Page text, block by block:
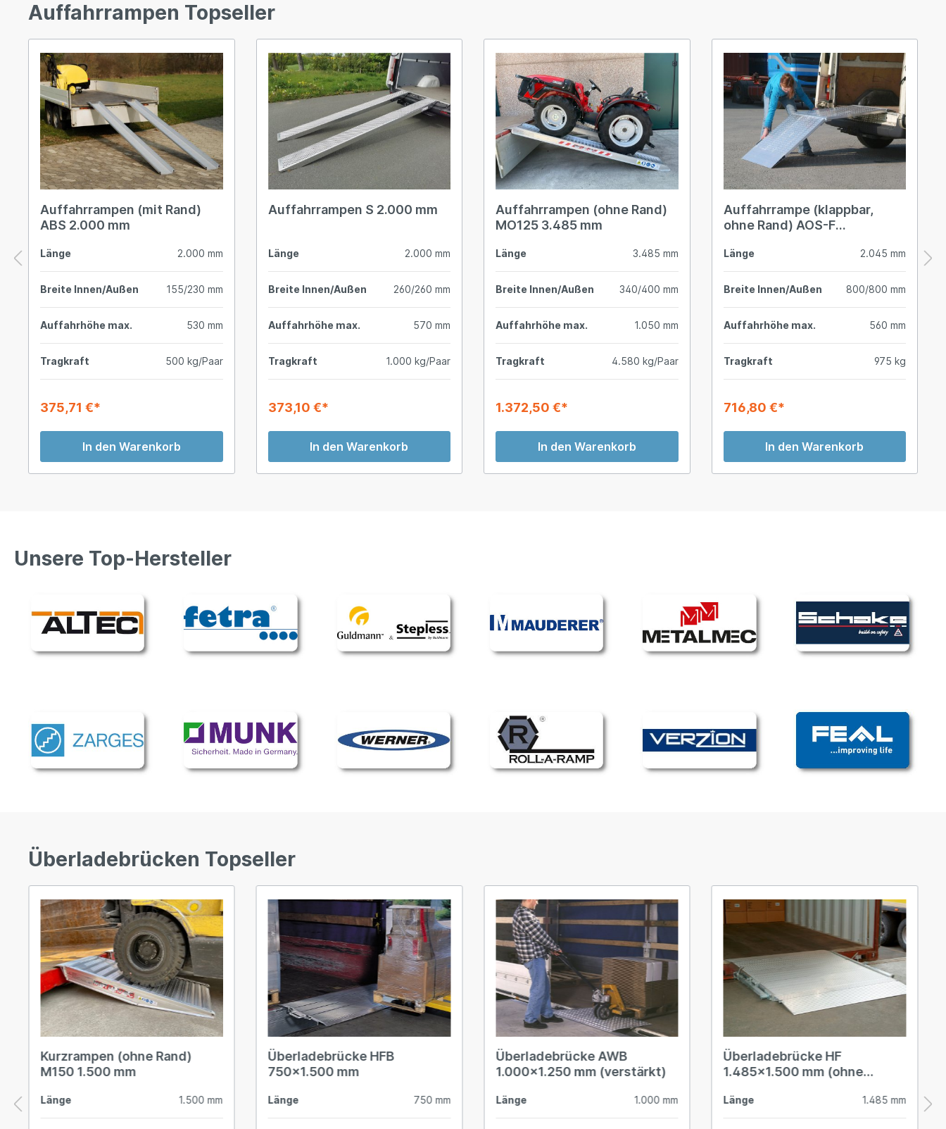
Auffahrrampen Topseller
Auffahrrampen (mit Rand)
ABS 2.000 mm
Länge 2.000 mm
Breite Innen/Außen 155/230 mm
Auffahrhöhe max. 530 mm
Tragkraft 500 kg/Paar
375,71 €*
In den Warenkorb
Auffahrrampen S 2.000 mm
Länge 2.000 mm
Breite Innen/Außen 260/260 mm
Auffahrhöhe max. 570 mm
Tragkraft 1.000 kg/Paar
373,10 €*
In den Warenkorb
Auffahrrampen (ohne Rand)
MO125 3.485 mm
Länge 3.485 mm
Breite Innen/Außen 340/400 mm
Auffahrhöhe max. 1.050 mm
Tragkraft 4.580 kg/Paar
1.372,50 €*
In den Warenkorb
Auffahrrampe (klappbar,
ohne Rand) AOS-F
Länge 2.045 mm
Breite Innen/Außen 800/800 mm
Auffahrhöhe max. 560 mm
Tragkraft 975 kg
716,80 €*
In den Warenkorb
Unsere Top-Hersteller
Überladebrücken Topseller
Kurzrampen (ohne Rand)
M150 1.500 mm
Länge 1.500 mm
Überladebrücke HFB
750x1.500 mm
Länge 750 mm
Überladebrücke AWB
1.000x1.250 mm (verstärkt)
Länge 1.000 mm
Überladebrücke HF
1.485x1.500 mm (ohne
Länge 1.485 mm